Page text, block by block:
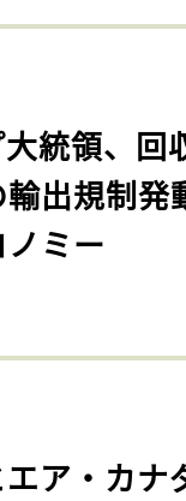
大統領、回
出規制発
ミー
エア・カナ